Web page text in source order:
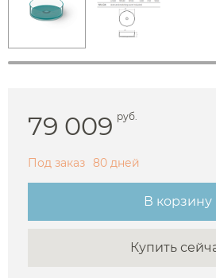
79 009 руб.
Под заказ 80 дней
В корзину
Купить